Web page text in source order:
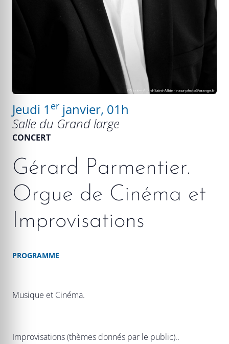
Jeudi 1 er janvier, 01h
Salle du Grand large
CONCERT
Gérard Parmentier.
Orgue de Cinéma et
Improvisations
PROGRAMME
Musique et Cinéma.
Improvisations (thèmes donnés par le public)..